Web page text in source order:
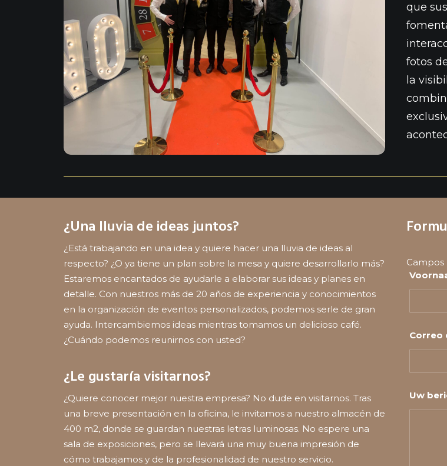
que
fotos
la
¿Una lluvia de ideas juntos?
¿Está trabajando en una idea y quiere hacer una lluvia de ideas al
respecto? ¿O ya tiene un plan sobre la mesa y quiere desarrollarlo más?
Estaremos encantados de ayudarle a elaborar sus ideas y planes en
detalle. Con nuestros más de 20 años de experiencia y conocimientos
en la organización de eventos personalizados, podemos serle de gran
ayuda. Intercambiemos ideas mientras tomamos un delicioso café.
¿Cuándo podemos reunirnos con usted?
¿Le gustaría visitarnos?
¿Quiere conocer mejor nuestra empresa? No dude en visitarnos. Tras
una breve presentación en la oficina, le invitamos a nuestro almacén de
400 m2, donde se guardan nuestras letras luminosas. No espere una
sala de exposiciones, pero se llevará una muy buena impresión de
cómo trabajamos y de la profesionalidad de nuestro servicio.
Campos
Correo
Uw